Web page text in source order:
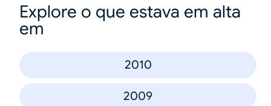
Explore o que estava em alta
em
2010
2009